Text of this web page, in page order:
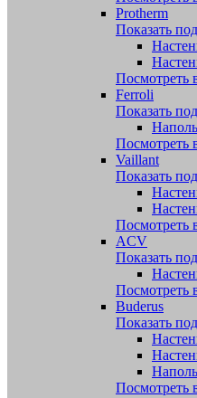
Protherm
Показать
Посмотреть
Ferroli
Показать
Посмотреть
Vaillant
Показать
Посмотреть
ACV
Показать
Посмотреть
Buderus
Показать
Посмотреть